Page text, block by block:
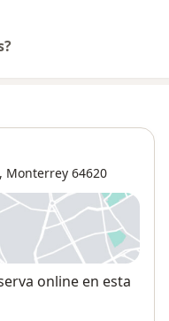
, Monterrey 64620
en una nueva
online en esta